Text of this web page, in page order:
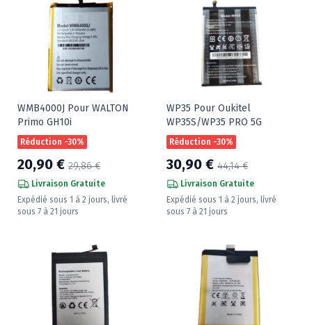
WMB4000J Pour WALTON
Primo GH10i
Réduction -30%
20,90 € 29,86 €
Livraison Gratuite
Expédié sous 1 à 2 jours, livré
sous 7 à 21 jours
WP35 Pour Oukitel
WP35S/WP35 PRO 5G
Réduction -30%
30,90 € 44,14 €
Livraison Gratuite
Expédié sous 1 à 2 jours, livré
sous 7 à 21 jours